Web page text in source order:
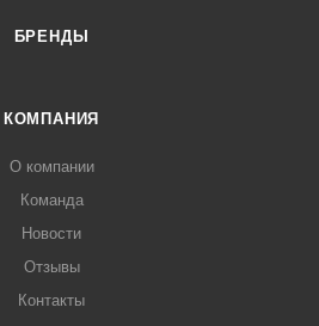
БРЕНДЫ
КОМПАНИЯ
О компании
Команда
Новости
Отзывы
Контакты